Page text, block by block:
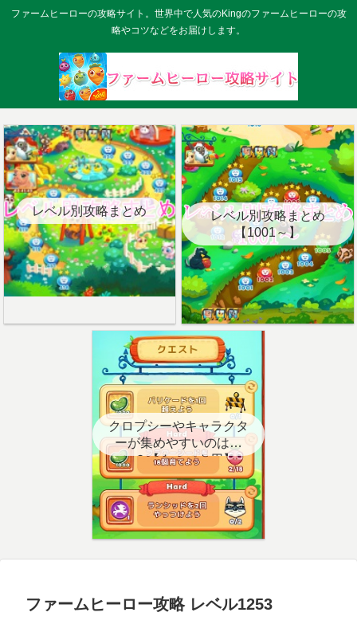
ファームヒーローの攻略サイト。世界中で人気のKingのファームヒーローの攻
略やコツなどをお届けします。
レベル別攻略まとめ
レベル別攻略まとめ
【1001～】
クロプシーやキャラクタ
ーが集めやすいのはど
こ？【クエスト用】
ファームヒーロー攻略 レベル1253